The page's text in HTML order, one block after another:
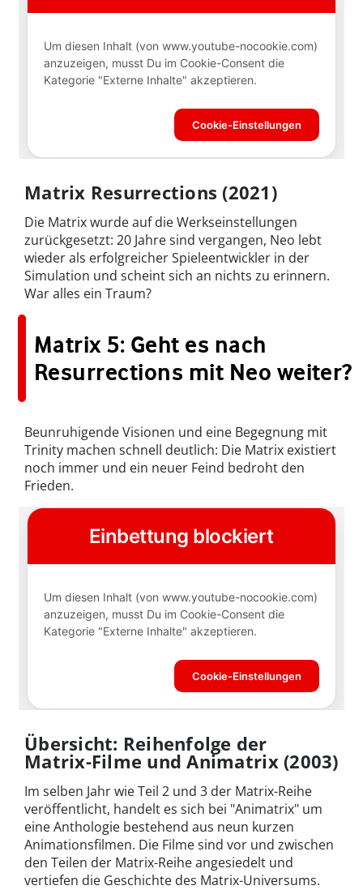
Matrix Resurrections (2021)
Die Matrix wurde auf die Werkseinstellungen
zurückgesetzt: 20 Jahre sind vergangen, Neo lebt
wieder als erfolgreicher Spieleentwickler in der
Simulation und scheint sich an nichts zu erinnern.
War alles ein Traum?
Matrix 5: Geht es nach
Resurrections mit Neo weiter?
Beunruhigende Visionen und eine Begegnung mit
Trinity machen schnell deutlich: Die Matrix existiert
noch immer und ein neuer Feind bedroht den
Frieden.
Übersicht: Reihenfolge der
Matrix-Filme und Animatrix (2003)
Im selben Jahr wie Teil 2 und 3 der Matrix-Reihe
veröffentlicht, handelt es sich bei "Animatrix" um
eine Anthologie bestehend aus neun kurzen
Animationsfilmen. Die Filme sind vor und zwischen
den Teilen der Matrix-Reihe angesiedelt und
vertiefen die Geschichte des Matrix-Universums.